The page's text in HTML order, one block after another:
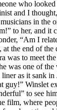
who
and I
in the
to her, and it
“Am I
the end of the
was to meet
was one of
as it sank in
guy!” Winslet
to see
film, where